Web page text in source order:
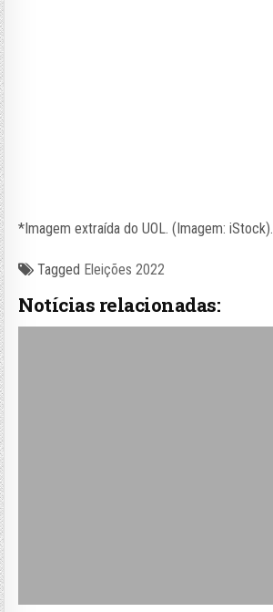
*Imagem extraída do UOL. (Imagem: iStock).
Tagged Eleições 2022
Notícias relacionadas: